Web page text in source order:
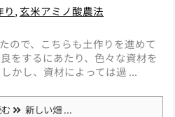
り,玄米アミノ酸農法
ので、こちらも土作りを進めて
をするにあたり、色々な資材を
かし、資材によっては過 ...
新しい畑 ...